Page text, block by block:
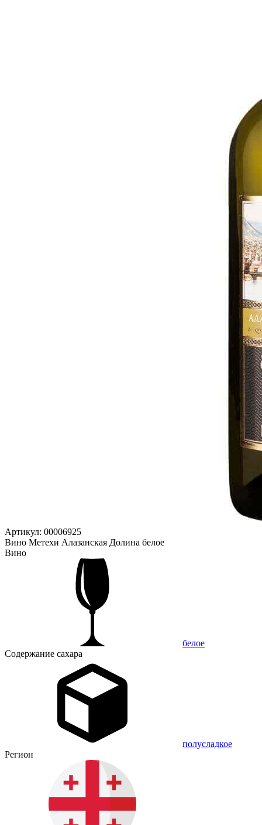
Артикул: 00006925
Вино Метехи Алазанская Долина белое
Вино
белое
Содержание сахара
полусладкое
Регион